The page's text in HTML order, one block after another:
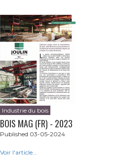
Industrie du bois
BOIS MAG (FR) - 2023
Published 03-05-2024
Voir l'article...